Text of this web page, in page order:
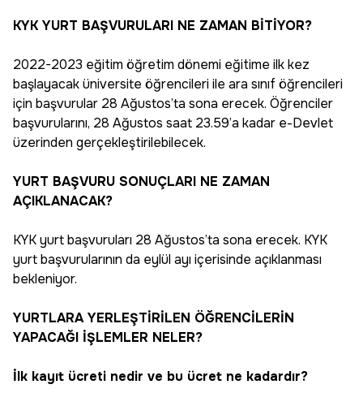
KYK YURT BAŞVURULARI NE ZAMAN BİTİYOR?
2022-2023 eğitim öğretim dönemi eğitime ilk kez
başlayacak üniversite öğrencileri ile ara sınıf öğrencileri
için başvurular 28 Ağustos’ta sona erecek. Öğrenciler
başvurularını, 28 Ağustos saat 23.59’a kadar e-Devlet
üzerinden gerçekleştirilebilecek.
YURT BAŞVURU SONUÇLARI NE ZAMAN
AÇIKLANACAK?
KYK yurt başvuruları 28 Ağustos’ta sona erecek. KYK
yurt başvurularının da eylül ayı içerisinde açıklanması
bekleniyor.
YURTLARA YERLEŞTİRİLEN ÖĞRENCİLERİN
YAPACAĞI İŞLEMLER NELER?
İlk kayıt ücreti nedir ve bu ücret ne kadardır?